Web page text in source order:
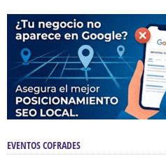
EVENTOS COFRADES